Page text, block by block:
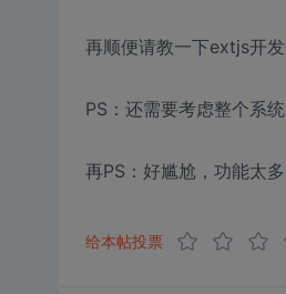
再顺便请教一下extjs开
PS：还需要考虑整个系
再PS：好尴尬，功能太
给本帖投票